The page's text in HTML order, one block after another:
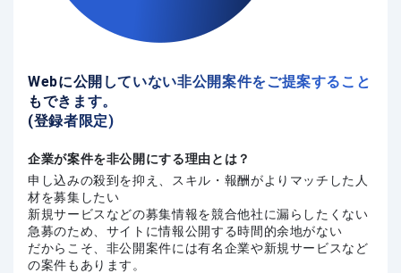
Webに公開していない非公開案件をご提案すること
もできます。
(登録者限定)
企業が案件を非公開にする理由とは？
申し込みの殺到を抑え、スキル・報酬がよりマッチした人
材を募集したい
新規サービスなどの募集情報を競合他社に漏らしたくない
急募のため、サイトに情報公開する時間的余地がない
だからこそ、非公開案件には有名企業や新規サービスなど
の案件もあります。